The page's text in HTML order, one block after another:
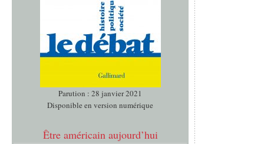
Parution : 28 janvier 2021
Disponible en version numérique
Être américain aujourd’hui